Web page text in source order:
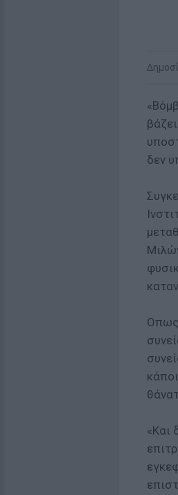
δεν
Οπως
«Και